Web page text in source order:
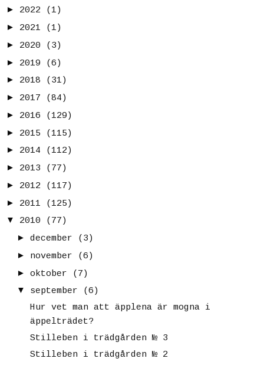
► 2022
(1)
► 2021
(1)
► 2020
(3)
► 2019
(6)
► 2018
(31)
► 2017
(84)
► 2016
(129)
► 2015
(115)
► 2014
(112)
► 2013
(77)
► 2012
(117)
► 2011
(125)
▼
2010
(77)
► december
(3)
► november
(6)
► oktober
(7)
▼
september
(6)
Hur vet man att äpplena är mogna i
äppelträdet?
Stilleben i trädgården № 3
Stilleben i trädgården № 2